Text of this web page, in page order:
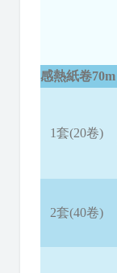
感熱紙卷70m
1套(20卷)
2套(40卷)